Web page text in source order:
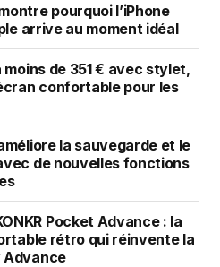
pourquoi l’iPhone
arrive au moment idéal
de 351 € avec stylet,
confortable pour les
la sauvegarde et le
de nouvelles fonctions
Pocket Advance : la
rétro qui réinvente la
Advance